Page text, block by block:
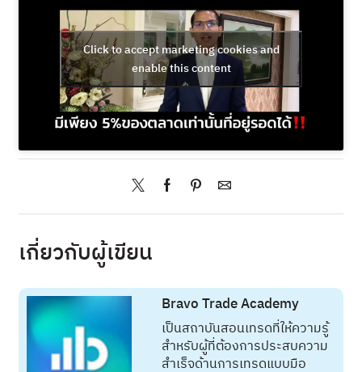
Click to accept marketing cookies and
enable this content
เกี่ยวกับผู้เขียน
Bravo Trade Academy
เป็นสถาบันสอนเทรดที่ให้ความรู้
สำหรับผู้ที่ต้องการประสบความ
สำเร็จด้านการเทรดแบบมือ